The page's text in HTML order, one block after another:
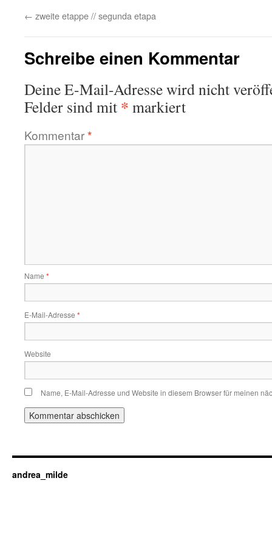
← zweite etappe // segunda etapa
Schreibe einen Kommentar
Deine E-Mail-Adresse wird nicht
Felder sind mit * markiert
Kommentar*
Name *
E-Mail-Adresse *
Website
Name, E-Mail-Adresse und Website in diesem Browser für meinen
andrea_milde